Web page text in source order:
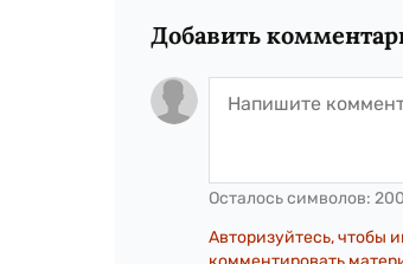
Добавить
Осталось символов:
Авторизуйтесь, чтобы